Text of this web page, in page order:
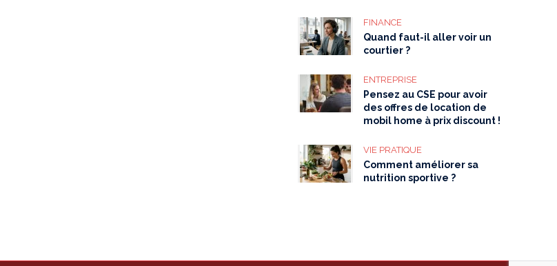
FINANCE
Quand faut-il aller voir un
courtier ?
ENTREPRISE
Pensez au CSE pour avoir
des offres de location de
mobil home à prix discount !
VIE PRATIQUE
Comment améliorer sa
nutrition sportive ?